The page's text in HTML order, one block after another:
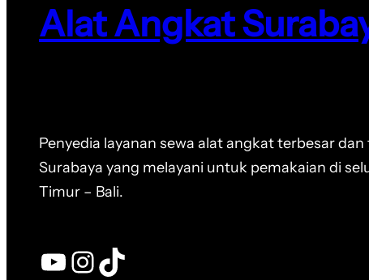
Alat Angkat
Penyedia layanan sewa alat angkat terbesar
Surabaya yang melayani untuk pemakaian di
Timur – Bali.
YouTube InstagramTikTok